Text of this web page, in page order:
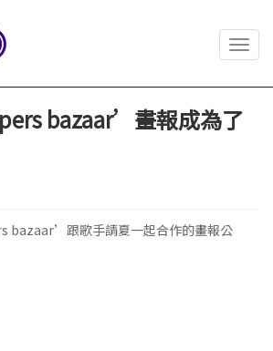
bazaar’畫報成為了
bazaar’跟歌手請夏一起合作的畫報公